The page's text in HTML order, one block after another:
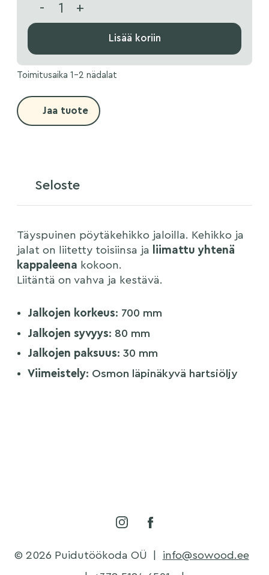
- +
Lisää koriin
Toimitusaika 1-2 nädalat
Jaa tuote
Seloste
Täyspuinen pöytäkehikko jaloilla. Kehikko ja
jalat on liitetty toisiinsa ja
liimattu yhtenä
kappaleena kokoon.
Liitäntä on vahva ja kestävä.
Jalkojen korkeus: 700 mm
Jalkojen syvyys: 80 mm
Jalkojen paksuus: 30 mm
Viimeistely: Osmon läpinäkyvä hartsiöljy
© 2026 Puidutöökoda OÜ
info@sowood.ee